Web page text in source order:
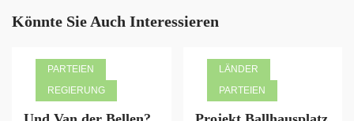
Könnte Sie Auch Interessieren
PARTEIEN
REGIERUNG
LÄNDER
PARTEIEN